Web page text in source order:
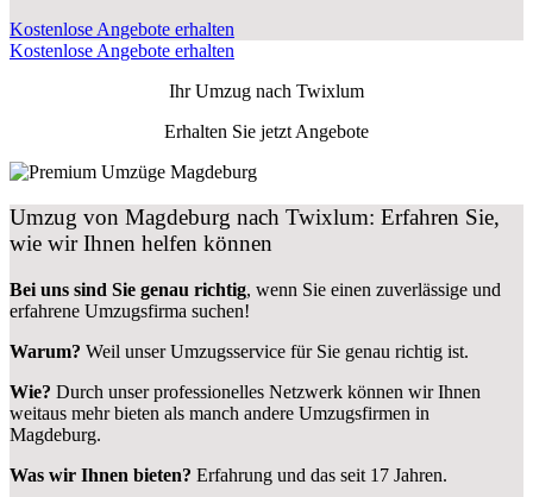
Kostenlose Angebote erhalten
Kostenlose Angebote erhalten
Ihr Umzug nach Twixlum
Erhalten Sie jetzt Angebote
Umzug von Magdeburg nach Twixlum: Erfahren Sie,
wie wir Ihnen helfen können
Bei uns sind Sie genau richtig, wenn Sie einen zuverlässige und
erfahrene Umzugsfirma suchen!
Warum? Weil unser Umzugsservice für Sie genau richtig ist.
Wie? Durch unser professionelles Netzwerk können wir Ihnen
weitaus mehr bieten als manch andere Umzugsfirmen in
Magdeburg.
Was wir Ihnen bieten? Erfahrung und das seit 17 Jahren.